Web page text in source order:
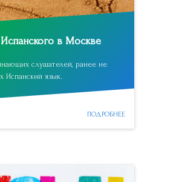
в Москве
слушателей, ранее не
Испанский язык.
ПОДРОБНЕЕ